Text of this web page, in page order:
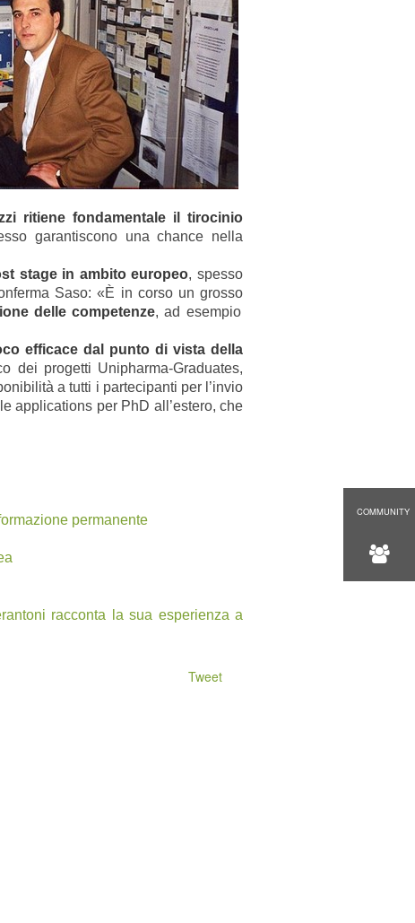
ritiene fondamentale il tirocinio
garantiscono una chance nella
stage in ambito europeo, spesso
Saso: «È in corso un grosso
delle competenze, ad esempio
efficace dal punto di vista della
dei progetti Unipharma-Graduates,
a tutti i partecipanti per l’invio
applications per PhD all’estero, che
permanente
racconta la sua esperienza a
Tweet
COMMUNITY